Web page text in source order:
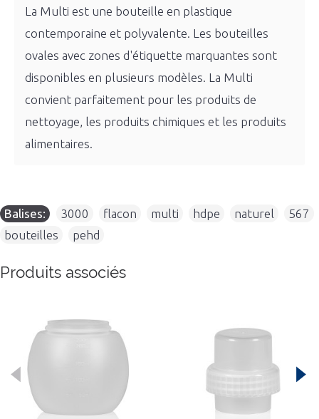
La Multi est une bouteille en plastique
contemporaine et polyvalente. Les bouteilles
ovales avec zones d'étiquette marquantes sont
disponibles en plusieurs modèles. La Multi
convient parfaitement pour les produits de
nettoyage, les produits chimiques et les produits
alimentaires.
Balises: 3000 flacon multi hdpe naturel 567
bouteilles
pehd
Produits associés